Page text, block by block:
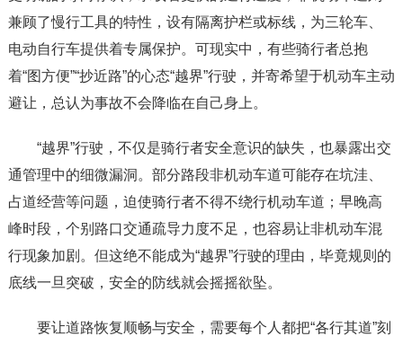
兼顾了慢行工具的特性，设有隔离护栏或标线，为三轮车、
电动自行车提供着专属保护。可现实中，有些骑行者总抱
着“图方便”“抄近路”的心态“越界”行驶，并寄希望于机动车主动
避让，总认为事故不会降临在自己身上。
“越界”行驶，不仅是骑行者安全意识的缺失，也暴露出交
通管理中的细微漏洞。部分路段非机动车道可能存在坑洼、
占道经营等问题，迫使骑行者不得不绕行机动车道；早晚高
峰时段，个别路口交通疏导力度不足，也容易让非机动车混
行现象加剧。但这绝不能成为“越界”行驶的理由，毕竟规则的
底线一旦突破，安全的防线就会摇摇欲坠。
要让道路恢复顺畅与安全，需要每个人都把“各行其道”刻